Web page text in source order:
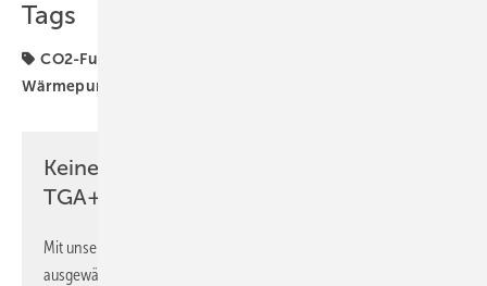
Tags
CO2-Fußabdruck
Wärmepumpen
Keine Zeit? Kein Problem mit dem
TGA+E Newsletter!
Mit unserem Newsletter erhalten Sie regelmäßig von uns
ausgewählte Informationen und Neuigkeiten, gebündelt und